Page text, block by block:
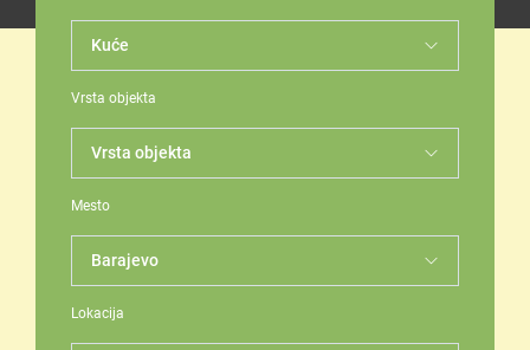
Vrsta objekta
Mesto
Lokacija